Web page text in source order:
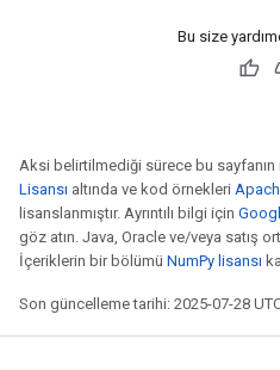
Bu size
Aksi belirtilmediği sürece bu sayfanın
Lisansı altında ve kod örnekleri
lisanslanmıştır. Ayrıntılı bilgi için
göz atın. Java, Oracle ve/veya satış
İçeriklerin bir bölümü NumPy lisansı
Son güncelleme tarihi: 2025-07-28